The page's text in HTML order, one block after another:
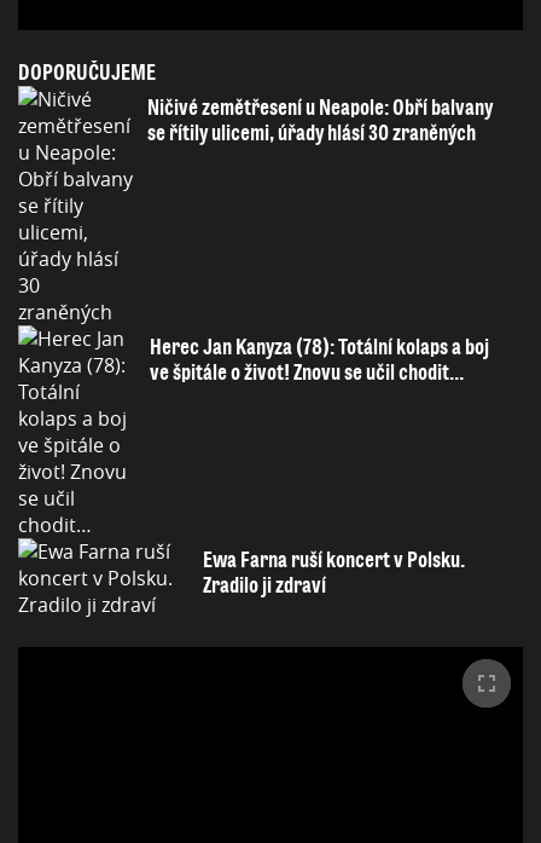
DOPORUČUJEME
Ničivé zemětřesení u Neapole: Obří balvany
se řítily ulicemi, úřady hlásí 30 zraněných
Herec Jan Kanyza (78): Totální kolaps a boj
ve špitále o život! Znovu se učil chodit…
Ewa Farna ruší koncert v Polsku.
Zradilo ji zdraví